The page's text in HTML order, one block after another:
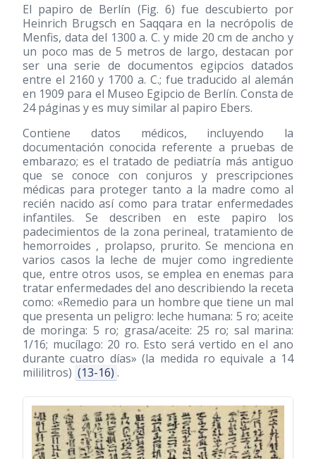
El papiro de Berlín (Fig. 6) fue descubierto por
Heinrich Brugsch en Saqqara en la necrópolis de
Menfis, data del 1300 a. C. y mide 20 cm de ancho y
un poco mas de 5 metros de largo, destacan por
ser una serie de documentos egipcios datados
entre el 2160 y 1700 a. C.; fue traducido al alemán
en 1909 para el Museo Egipcio de Berlín. Consta de
24 páginas y es muy similar al papiro Ebers.
Contiene datos médicos, incluyendo la
documentación conocida referente a pruebas de
embarazo; es el tratado de pediatría más antiguo
que se conoce con conjuros y prescripciones
médicas para proteger tanto a la madre como al
recién nacido así como para tratar enfermedades
infantiles. Se describen en este papiro los
padecimientos de la zona perineal, tratamiento de
hemorroides , prolapso, prurito. Se menciona en
varios casos la leche de mujer como ingrediente
que, entre otros usos, se emplea en enemas para
tratar enfermedades del ano describiendo la receta
como: «Remedio para un hombre que tiene un mal
que presenta un peligro: leche humana: 5 ro; aceite
de moringa: 5 ro; grasa/aceite: 25 ro; sal marina:
1/16; mucílago: 20 ro. Esto será vertido en el ano
durante cuatro días» (la medida ro equivale a 14
mililitros) (13-16) .